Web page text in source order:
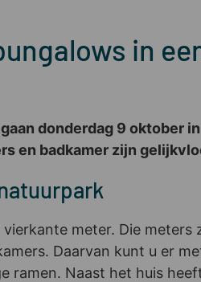
in
donderdag 9 oktober
en badkamer zijn
meter. Die
Daarvan kunt u er
Naast het huis